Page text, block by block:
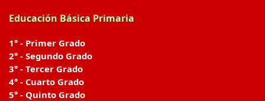
Educación Básica Primaria
1° - Primer Grado
2° - Segundo Grado
3° - Tercer Grado
4° - Cuarto Grado
5° - Quinto Grado